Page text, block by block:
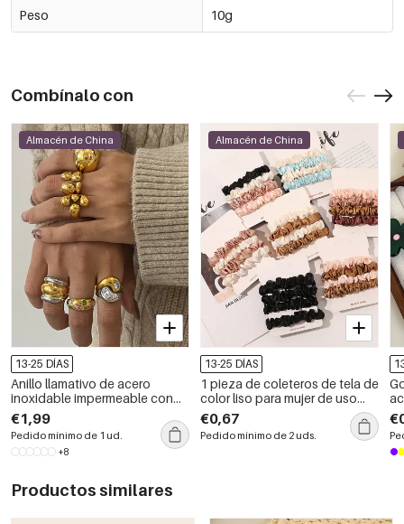
Peso 10g
Combínalo con
Almacén de China
13-25 DÍAS
Anillo llamativo de acero
inoxidable impermeable con
forma irregular de estilo punk y
color dorado.
€1,99
Pedido mínimo de 1 ud.
+8
Almacén de China
13-25 DÍAS
1 pieza de coleteros de tela de
color liso para mujer de uso
diario
€0,67
Pedido mínimo de 2 uds.
Productos similares